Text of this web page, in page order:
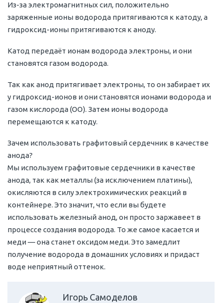
Из-за электромагнитных сил, положительно
заряженные ионы водорода притягиваются к катоду, а
гидроксид-ионы притягиваются к аноду.
Катод передаёт ионам водорода электроны, и они
становятся газом водорода.
Так как анод притягивает электроны, то он забирает их
у гидроксид-ионов и они становятся ионами водорода и
газом кислорода (OO). Затем ионы водорода
перемещаются к катоду.
Зачем использовать графитовый сердечник в качестве
анода?
Мы используем графитовые сердечники в качестве
анода, так как металлы (за исключением платины),
окисляются в силу электрохимических реакций в
контейнере. Это значит, что если вы будете
использовать железный анод, он просто заржавеет в
процессе создания водорода. То же самое касается и
меди — она станет оксидом меди. Это замедлит
получение водорода в домашних условиях и придаст
воде неприятный оттенок.
Игорь Самоделов